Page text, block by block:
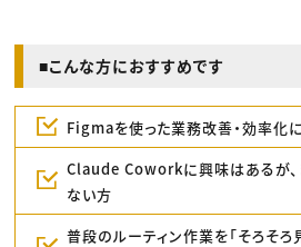
■こんな方におすすめです
Figmaを使った業務改善・効率化
Claude Coworkに興味はあるが、
ない方
普段のルーティン作業を「そろそろ